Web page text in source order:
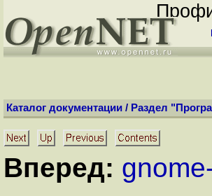
Каталог документации / Раздел
Вперед: